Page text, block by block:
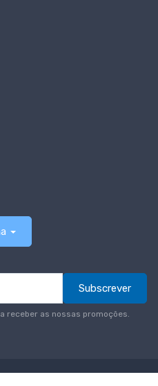
Subscrever
receber as nossas promoções.